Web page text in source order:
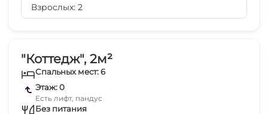
"Коттедж", 2м²
Спальных мест: 6
Этаж: 0
Есть лифт, пандус
Без питания
Взрослых: 2